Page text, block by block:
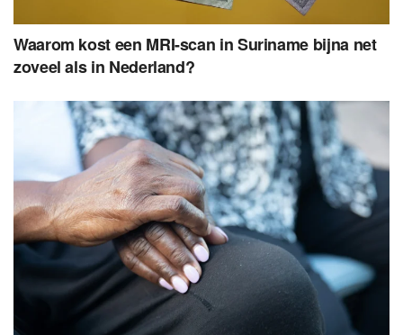
Waarom kost een MRI-scan in Suriname bijna net
zoveel als in Nederland?